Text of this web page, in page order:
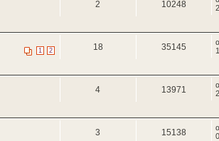
2 10248
1 2 18 35145
4 13971
3 15138